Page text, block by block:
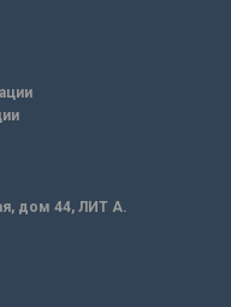
дом 44, ЛИТ А.